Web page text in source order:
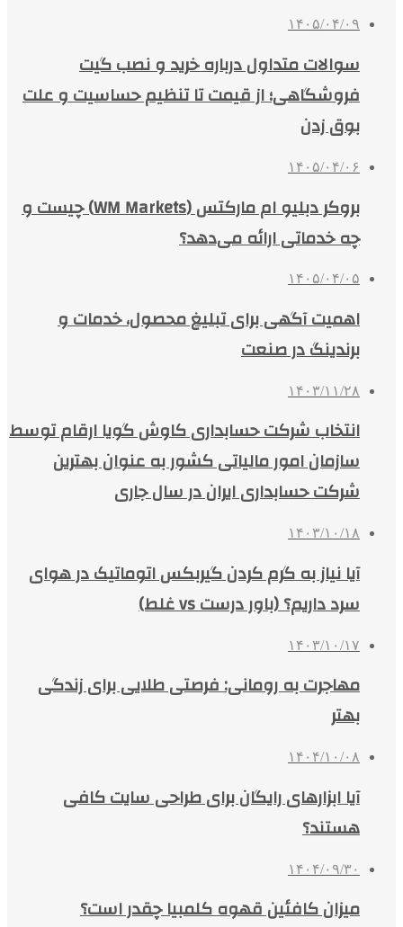
۱۴۰۵/۰۴/۰۹
سوالات متداول درباره خرید و نصب گیت
فروشگاهی؛ از قیمت تا تنظیم حساسیت و علت
بوق زدن
۱۴۰۵/۰۴/۰۶
بروکر دبلیو ام مارکتس (WM Markets) چیست و
چه خدماتی ارائه می‌دهد؟
۱۴۰۵/۰۴/۰۵
اهمیت آگهی برای تبلیغ محصول، خدمات و
برندینگ در صنعت
۱۴۰۳/۱۱/۲۸
انتخاب شرکت حسابداری کاوش گویا ارقام توسط
سازمان امور مالیاتی کشور به عنوان بهترین
شرکت حسابداری ایران در سال جاری
۱۴۰۳/۱۰/۱۸
آیا نیاز به گرم کردن گیربکس اتوماتیک در هوای
سرد داریم؟ (باور درست vs غلط)
۱۴۰۳/۱۰/۱۷
مهاجرت به رومانی: فرصتی طلایی برای زندگی
بهتر
۱۴۰۴/۱۰/۰۸
آیا ابزارهای رایگان برای طراحی سایت کافی
هستند؟
۱۴۰۴/۰۹/۳۰
میزان کافئین قهوه کلمبیا چقدر است؟